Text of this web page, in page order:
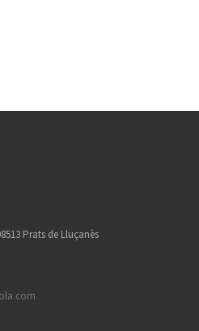
Prats de Lluçanès